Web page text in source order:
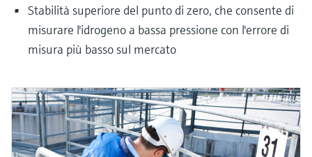
Stabilità superiore del punto di zero, che consente di
misurare l'idrogeno a bassa pressione con l'errore di
misura più basso sul mercato